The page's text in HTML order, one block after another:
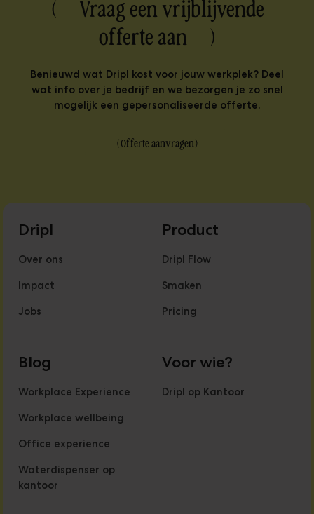
( Vraag een vrijblijvende
offerte aan )
Benieuwd wat Dripl kost voor jouw werkplek? Deel
wat info over je bedrijf en we bezorgen je zo snel
mogelijk een gepersonaliseerde offerte.
(Offerte aanvragen)
Dripl
Over ons
Impact
Jobs
Product
Dripl Flow
Smaken
Pricing
Blog
Workplace Experience
Workplace wellbeing
Office experience
Waterdispenser op
kantoor
Voor wie?
Dripl op Kantoor